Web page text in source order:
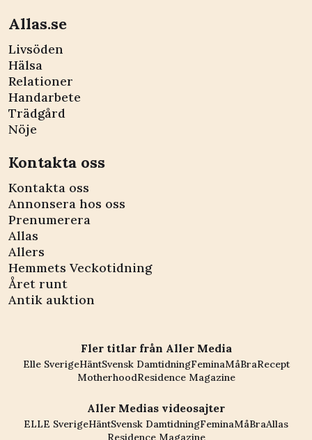
Allas.se
Livsöden
Hälsa
Relationer
Handarbete
Trädgård
Nöje
Kontakta oss
Kontakta oss
Annonsera hos oss
Prenumerera
Allas
Allers
Hemmets Veckotidning
Året runt
Antik auktion
Fler titlar från Aller Media
Elle SverigeHäntSvensk DamtidningFeminaMåBraRecept
MotherhoodResidence Magazine
Aller Medias videosajter
ELLE SverigeHäntSvensk DamtidningFeminaMåBraAllas
Residence Magazine